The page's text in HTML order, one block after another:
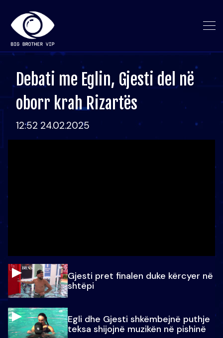
Debati me Eglin, Gjesti del në
oborr krah Rizartës
12:52 24.02.2025
Gjesti pret finalen duke kërcyer në
shtëpi
Egli dhe Gjesti shkëmbejnë puthje
teksa shijojnë muzikën në pishinë